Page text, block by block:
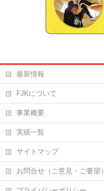
最新情報
FJKについて
事業概要
実績一覧
サイトマップ
お問合せ（ご意見・ご要望）